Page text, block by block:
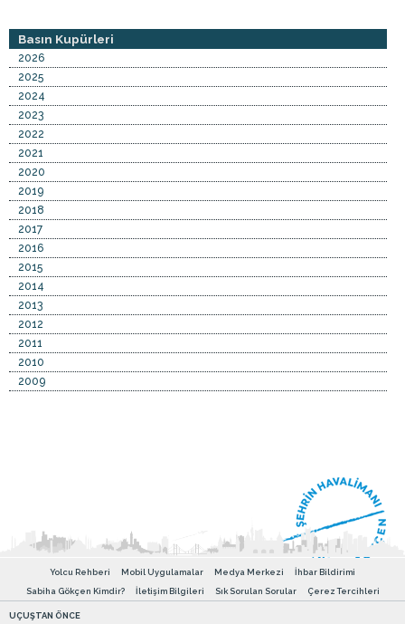
Basın Kupürleri
2026
2025
2024
2023
2022
2021
2020
2019
2018
2017
2016
2015
2014
2013
2012
2011
2010
2009
Yolcu Rehberi Mobil Uygulamalar Medya Merkezi
İhbar Bildirimi
Sabiha Gökçen Kimdir?
İletişim Bilgileri Sık Sorulan Sorular Çerez Tercihleri
UÇUŞTAN ÖNCE